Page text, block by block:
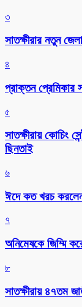
৩
সাতক্ষীরার নতুন
৪
প্রাক্তন প্রেমিকার
৫
সাতক্ষীরায় কোচিং
ছিনতাই
৬
ঈদে কত খরচ
৭
অনিমেষকে জিম্মি
৮
সাতক্ষীরায় ৪৭তম